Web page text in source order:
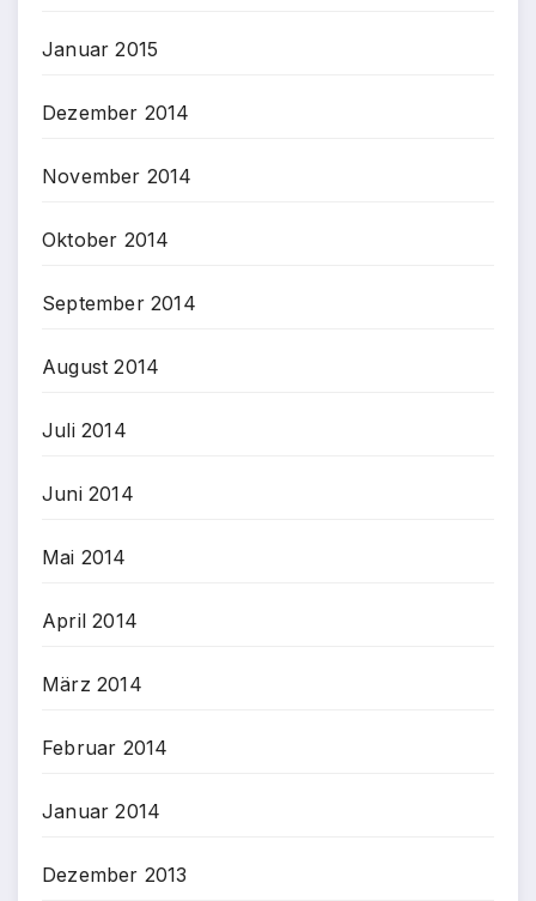
Januar 2015
Dezember 2014
November 2014
Oktober 2014
September 2014
August 2014
Juli 2014
Juni 2014
Mai 2014
April 2014
März 2014
Februar 2014
Januar 2014
Dezember 2013